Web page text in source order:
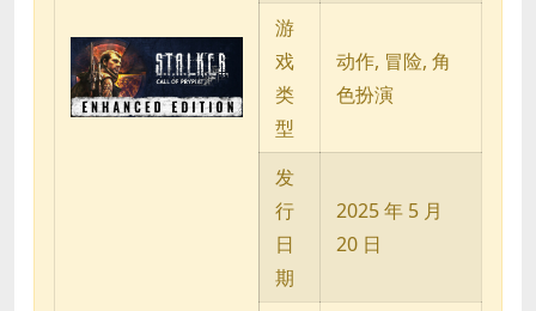
游
戏
类
型
动作, 冒险, 角
色扮演
发
行
日
期
2025 年 5 月
20 日